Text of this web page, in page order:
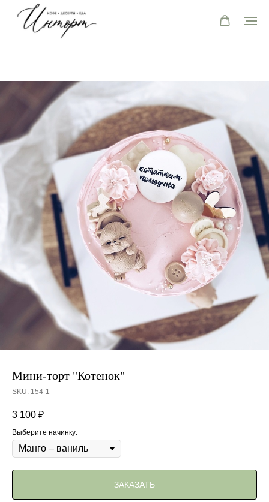
Мини-торт "Котенок"
SKU: 154-1
3 100 ₽
Выберите начинку:
ЗАКАЗАТЬ